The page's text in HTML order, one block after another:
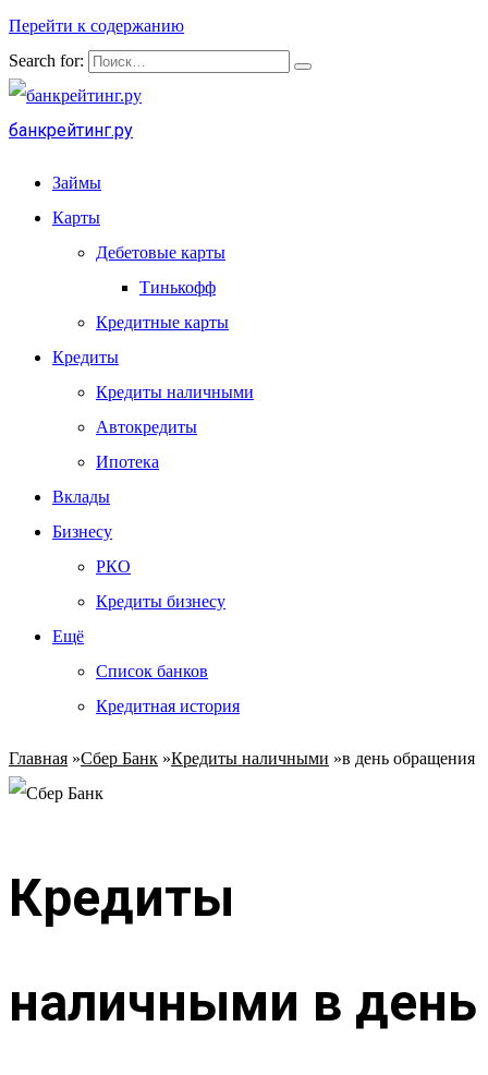
Перейти к содержанию
Search for:
банкрейтинг.ру
Займы
Карты
Дебетовые карты
Тинькофф
Кредитные карты
Кредиты
Кредиты наличными
Автокредиты
Ипотека
Вклады
Бизнесу
РКО
Кредиты бизнесу
Ещё
Список банков
Кредитная история
Главная »Сбер Банк »Кредиты наличными »в день обращения
Кредиты
наличными в день